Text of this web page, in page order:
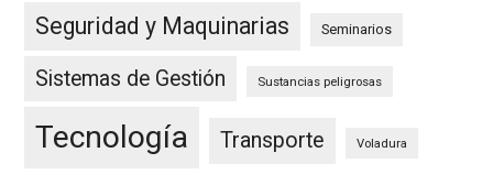
Seguridad y Maquinarias Seminarios
Sistemas de Gestión Sustancias peligrosas
Tecnología Transporte Voladura